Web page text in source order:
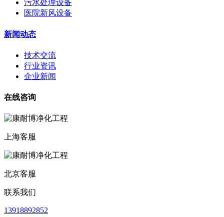
污水处理设备
医院新风设备
新闻动态
技术交流
行业资讯
企业新闻
在线咨询
上海客服
北京客服
联系我们
13918892852